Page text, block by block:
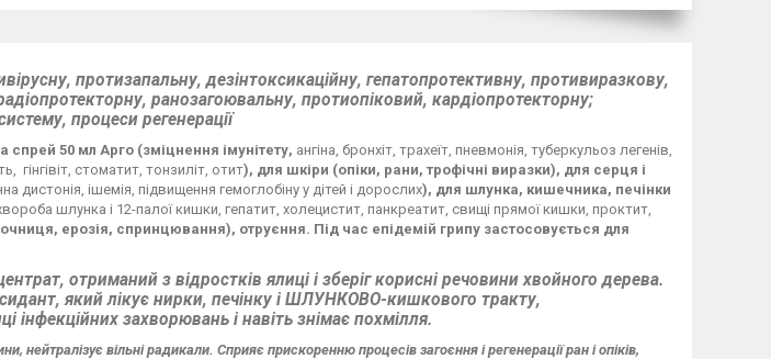
протизапальну, дезінтоксикаційну, гепатопротективну, противиразкову,
ранозагоювальну, протиопіковий, кардіопротекторну;
процеси регенерації
50 мл Арго (зміцнення імунітету, ангіна, бронхіт, трахеїт, пневмонія, туберкульоз легенів,
гінгівіт, стоматит, тонзиліт, отит), для шкіри (опіки, рани, трофічні виразки), для серця і
дистонія, ішемія, підвищення гемоглобіну у дітей і дорослих), для шлунка, кишечника, печінки
шлунка і 12-палої кишки, гепатит, холецистит, панкреатит, свищі прямої кишки, проктит,
ерозія, спринцювання), отруєння. Під час епідемій грипу застосовується для
отриманий з відростків ялиці і зберіг корисні речовини хвойного дерева.
який лікує нирки, печінку і ШЛУНКОВО-кишкового тракту,
інфекційних захворювань і навіть знімає похмілля.
нейтралізує вільні радикали. Сприяє прискоренню процесів загоєння і регенерації ран і опіків,